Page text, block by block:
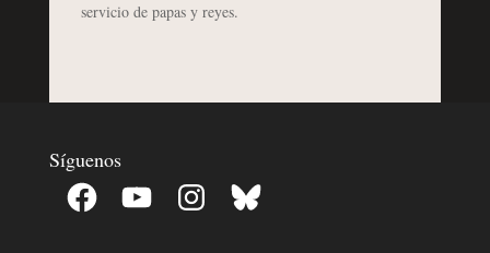
servicio de papas y reyes.
Síguenos
Facebook YouTube InstagramBluesky